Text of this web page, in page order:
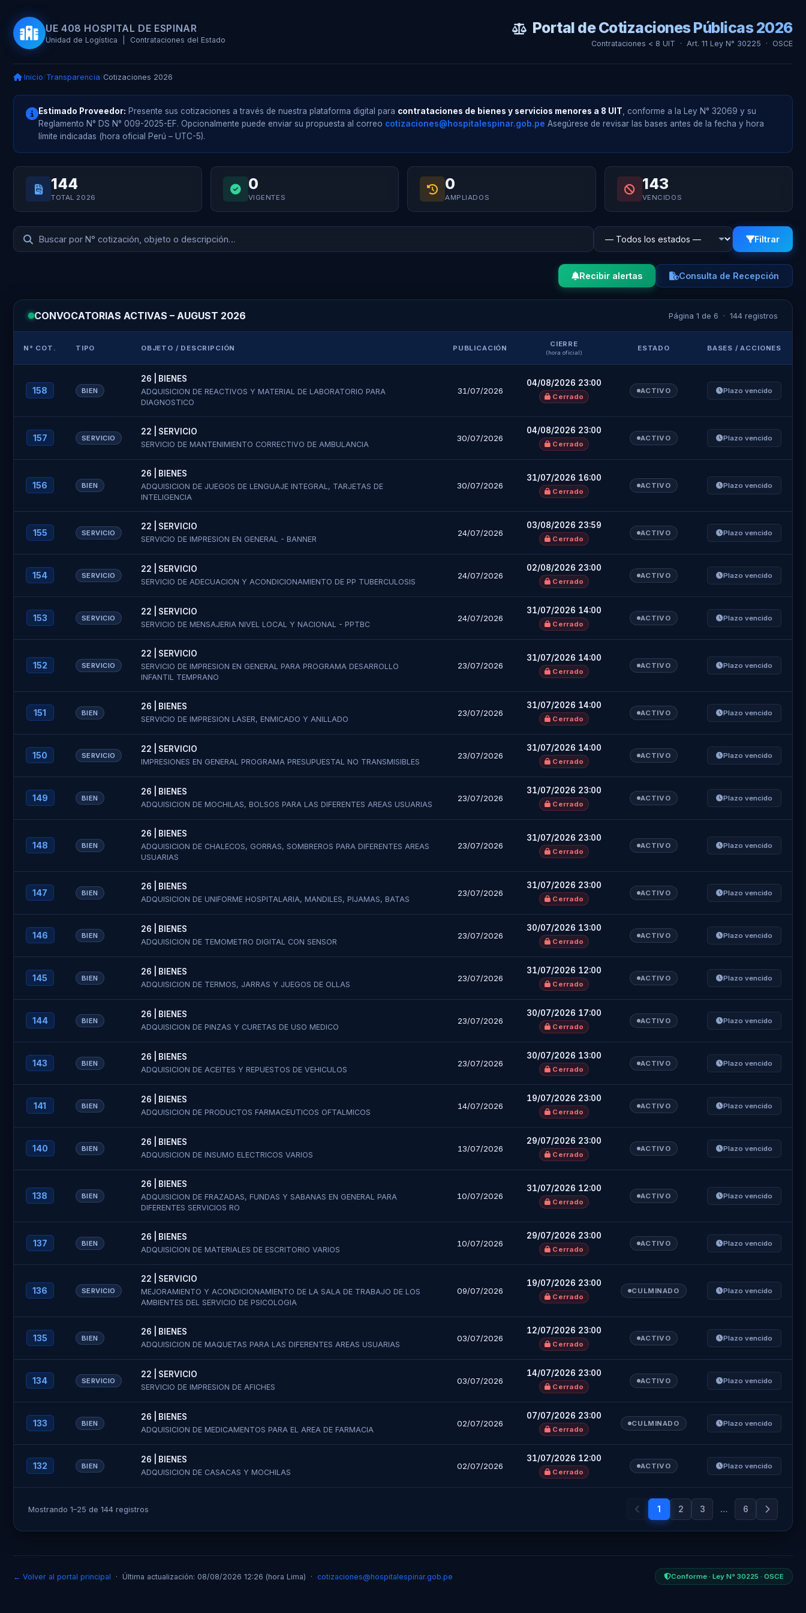
UE 408 HOSPITAL DE ESPINAR
Unidad de Logística | Contrataciones del Estado
Portal de Cotizaciones Públicas 2026
Contrataciones < 8 UIT · Art. 11 Ley N° 30225 · OSCE
Inicio/Transparencia/Cotizaciones 2026
Estimado Proveedor: Presente sus cotizaciones a través de nuestra plataforma digital para contrataciones de bienes y servicios menores a 8 UIT , conforme a la Ley N° 32069 y su
Reglamento N° DS N° 009-2025-EF. Opcionalmente puede enviar su propuesta al correo cotizaciones@hospitalespinar.gob.pe Asegúrese de revisar las bases antes de la fecha y hora
límite indicadas (hora oficial Perú – UTC-5).
144
TOTAL 2026
0
VIGENTES
0
AMPLIADOS
143
VENCIDOS
Filtrar
Recibir alertas Consulta de Recepción
CONVOCATORIAS ACTIVAS – AUGUST 2026 Página 1 de 6 · 144 registros
N° COT. TIPO OBJETO / DESCRIPCIÓN PUBLICACIÓN CIERRE
(hora oficial)
ESTADO BASES / ACCIONES
158 BIEN
26 | BIENES
ADQUISICION DE REACTIVOS Y MATERIAL DE LABORATORIO PARA
DIAGNOSTICO
31/07/2026
04/08/2026 23:00
Cerrado
ACTIVO Plazo vencido
157 SERVICIO
22 | SERVICIO
SERVICIO DE MANTENIMIENTO CORRECTIVO DE AMBULANCIA
30/07/2026
04/08/2026 23:00
Cerrado
ACTIVO Plazo vencido
156 BIEN
26 | BIENES
ADQUISICION DE JUEGOS DE LENGUAJE INTEGRAL, TARJETAS DE
INTELIGENCIA
30/07/2026
31/07/2026 16:00
Cerrado
ACTIVO Plazo vencido
155 SERVICIO
22 | SERVICIO
SERVICIO DE IMPRESION EN GENERAL - BANNER
24/07/2026
03/08/2026 23:59
Cerrado
ACTIVO Plazo vencido
154 SERVICIO
22 | SERVICIO
SERVICIO DE ADECUACION Y ACONDICIONAMIENTO DE PP TUBERCULOSIS
24/07/2026
02/08/2026 23:00
Cerrado
ACTIVO Plazo vencido
153 SERVICIO
22 | SERVICIO
SERVICIO DE MENSAJERIA NIVEL LOCAL Y NACIONAL - PPTBC
24/07/2026
31/07/2026 14:00
Cerrado
ACTIVO Plazo vencido
152 SERVICIO
22 | SERVICIO
SERVICIO DE IMPRESION EN GENERAL PARA PROGRAMA DESARROLLO
INFANTIL TEMPRANO
23/07/2026
31/07/2026 14:00
Cerrado
ACTIVO Plazo vencido
151 BIEN
26 | BIENES
SERVICIO DE IMPRESION LASER, ENMICADO Y ANILLADO
23/07/2026
31/07/2026 14:00
Cerrado
ACTIVO Plazo vencido
150 SERVICIO
22 | SERVICIO
IMPRESIONES EN GENERAL PROGRAMA PRESUPUESTAL NO TRANSMISIBLES
23/07/2026
31/07/2026 14:00
Cerrado
ACTIVO Plazo vencido
149 BIEN
26 | BIENES
ADQUISICION DE MOCHILAS, BOLSOS PARA LAS DIFERENTES AREAS USUARIAS
23/07/2026
31/07/2026 23:00
Cerrado
ACTIVO Plazo vencido
148 BIEN
26 | BIENES
ADQUISICION DE CHALECOS, GORRAS, SOMBREROS PARA DIFERENTES AREAS
USUARIAS
23/07/2026
31/07/2026 23:00
Cerrado
ACTIVO Plazo vencido
147 BIEN
26 | BIENES
ADQUISICION DE UNIFORME HOSPITALARIA, MANDILES, PIJAMAS, BATAS
23/07/2026
31/07/2026 23:00
Cerrado
ACTIVO Plazo vencido
146 BIEN
26 | BIENES
ADQUISICION DE TEMOMETRO DIGITAL CON SENSOR
23/07/2026
30/07/2026 13:00
Cerrado
ACTIVO Plazo vencido
145 BIEN
26 | BIENES
ADQUISICION DE TERMOS, JARRAS Y JUEGOS DE OLLAS
23/07/2026
31/07/2026 12:00
Cerrado
ACTIVO Plazo vencido
144 BIEN
26 | BIENES
ADQUISICION DE PINZAS Y CURETAS DE USO MEDICO
23/07/2026
30/07/2026 17:00
Cerrado
ACTIVO Plazo vencido
143 BIEN
26 | BIENES
ADQUISICION DE ACEITES Y REPUESTOS DE VEHICULOS
23/07/2026
30/07/2026 13:00
Cerrado
ACTIVO Plazo vencido
141 BIEN
26 | BIENES
ADQUISICION DE PRODUCTOS FARMACEUTICOS OFTALMICOS
14/07/2026
19/07/2026 23:00
Cerrado
ACTIVO Plazo vencido
140 BIEN
26 | BIENES
ADQUISICION DE INSUMO ELECTRICOS VARIOS
13/07/2026
29/07/2026 23:00
Cerrado
ACTIVO Plazo vencido
138 BIEN
26 | BIENES
ADQUISICION DE FRAZADAS, FUNDAS Y SABANAS EN GENERAL PARA
DIFERENTES SERVICIOS RO
10/07/2026
31/07/2026 12:00
Cerrado
ACTIVO Plazo vencido
137 BIEN
26 | BIENES
ADQUISICION DE MATERIALES DE ESCRITORIO VARIOS
10/07/2026
29/07/2026 23:00
Cerrado
ACTIVO Plazo vencido
136 SERVICIO
22 | SERVICIO
MEJORAMIENTO Y ACONDICIONAMIENTO DE LA SALA DE TRABAJO DE LOS
AMBIENTES DEL SERVICIO DE PSICOLOGIA
09/07/2026
19/07/2026 23:00
Cerrado
CULMINADO Plazo vencido
135 BIEN
26 | BIENES
ADQUISICION DE MAQUETAS PARA LAS DIFERENTES AREAS USUARIAS
03/07/2026
12/07/2026 23:00
Cerrado
ACTIVO Plazo vencido
134 SERVICIO
22 | SERVICIO
SERVICIO DE IMPRESION DE AFICHES
03/07/2026
14/07/2026 23:00
Cerrado
ACTIVO Plazo vencido
133 BIEN
26 | BIENES
ADQUISICION DE MEDICAMENTOS PARA EL AREA DE FARMACIA
02/07/2026
07/07/2026 23:00
Cerrado
CULMINADO Plazo vencido
132 BIEN
26 | BIENES
ADQUISICION DE CASACAS Y MOCHILAS
02/07/2026
31/07/2026 12:00
Cerrado
ACTIVO Plazo vencido
Mostrando 1–25 de 144 registros 1 2 3 … 6
← Volver al portal principal · Última actualización: 08/08/2026 12:26 (hora Lima) · cotizaciones@hospitalespinar.gob.pe Conforme · Ley N° 30225 · OSCE
×
N° de Cotización
Tipo de Persona* Nro. Documento (RUC/DNI)*
Verificación de Envío ×
Consulte si su cotización fue registrada correctamente en nuestro
RUC / DNI*
Nro. de Cotización*
Consultar Estado
Registro de Proveedor / Alertas ×
¿Ya te registraste anteriormente? Verificar mi Registro
Nro. Documento (RUC/DNI)
Razón Social / Nombres Completos*
Teléfono / Celular* Correo Electrónico*
Al registrarse, usted autoriza al Hospital de Espinar a enviarle notificaciones de nuevas
convocatorias que coincidan con su especialidad.
Registrarme en la Base de Datos